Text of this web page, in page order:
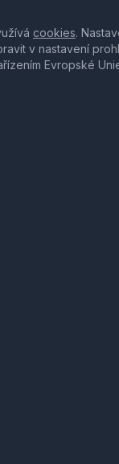
cookies.
v nastavení
Evropské